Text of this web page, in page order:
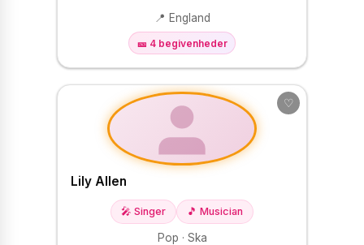
📍 England
🎫 4 begivenheder
Lily Allen
🎤 Singer 🎵 Musician
Pop · Ska
♡